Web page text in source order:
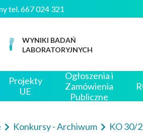
tel. 667 024 321
WYNIKI BADAŃ
LABORATORYJNYCH
Projekty
UE
Ogłoszenia i
Zamówienia
Publiczne
Konkursy - Archiwum KO 30/